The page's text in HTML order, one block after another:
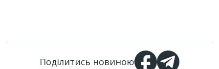
Поділитись новиною